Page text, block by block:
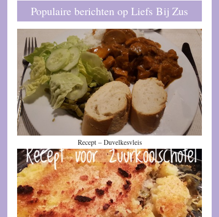
Populaire berichten op Liefs Bij Zus
Recept – Duvelkesvleis